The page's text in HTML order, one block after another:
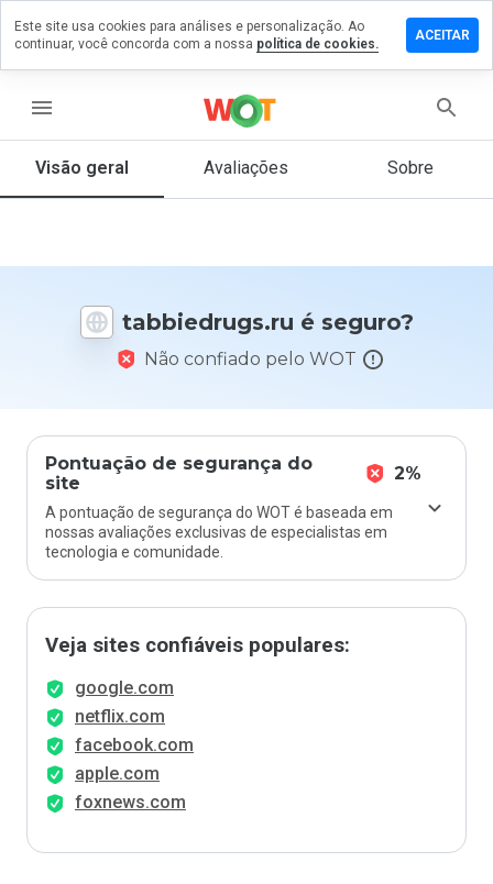
menu
Visão geral Avaliações Sobre
tabbiedrugs.ru é seguro?
Não confiado pelo WOT
Pontuação de segurança do
site
2%
A pontuação de segurança do WOT é baseada em
nossas avaliações exclusivas de especialistas em
tecnologia e comunidade.
Veja sites confiáveis populares:
google.com
netflix.com
facebook.com
apple.com
foxnews.com
um
que
Este site usa cookies para análises e personalização. Ao
continuar, você concorda com a nossa política de cookies.
ACEITAR